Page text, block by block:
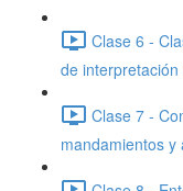
Clase 6 -
de
Clase 7 -
mandamientos